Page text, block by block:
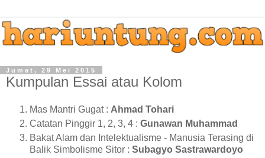
Jumat, 29 Mei 2015
Kumpulan Essai atau Kolom
Mas Mantri Gugat : Ahmad Tohari
Catatan Pinggir 1, 2, 3, 4 : Gunawan Muhammad
Bakat Alam dan Intelektualisme - Manusia Terasing di
Balik Simbolisme Sitor : Subagyo Sastrawardoyo